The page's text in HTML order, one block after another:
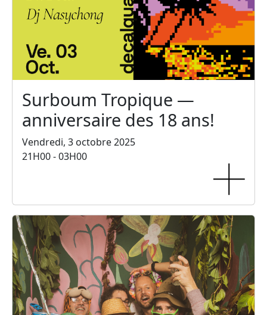
Surboum Tropique —
anniversaire des 18 ans!
Vendredi, 3 octobre 2025
21H00 - 03H00